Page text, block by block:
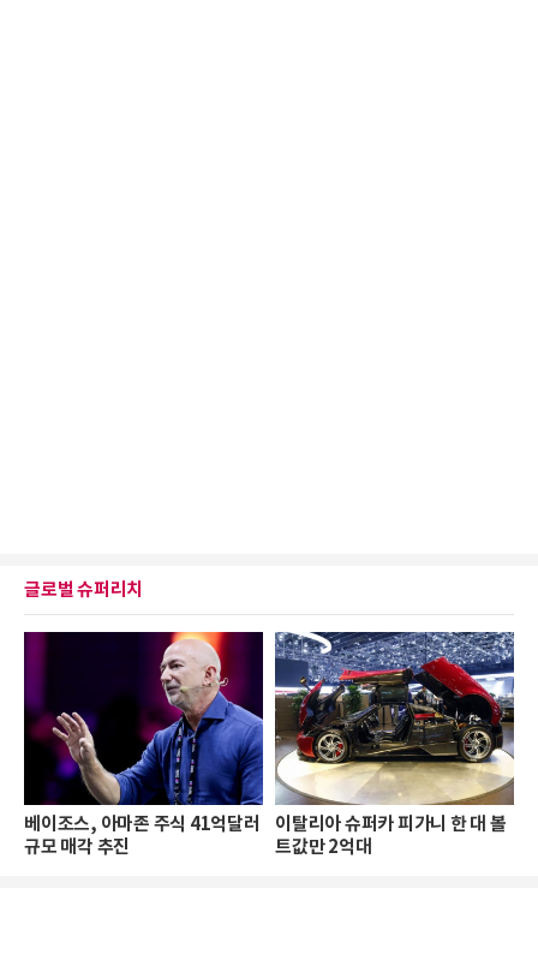
글로벌 슈퍼리치
베이조스, 아마존 주식 41억달러
규모 매각 추진
이탈리아 슈퍼카 피가니 한 대 볼
트값만 2억대